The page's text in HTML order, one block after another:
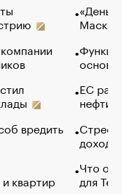
вредить
квартир
Маск в
основ
ЕС
нефти
Что
для